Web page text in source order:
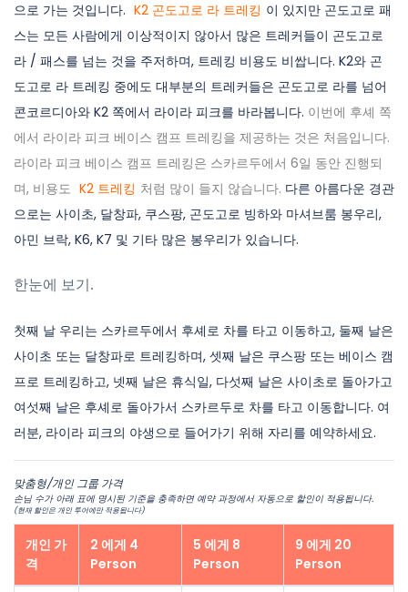
으로 가는 것입니다. K2 곤도고로 라 트레킹 이 있지만 곤도고로 패
스는 모든 사람에게 이상적이지 않아서 많은 트레커들이 곤도고로
라 / 패스를 넘는 것을 주저하며, 트레킹 비용도 비쌉니다. K2와 곤
도고로 라 트레킹 중에도 대부분의 트레커들은 곤도고로 라를 넘어
콘코르디아와 K2 쪽에서 라이라 피크를 바라봅니다. 이번에 후셰 쪽
에서 라이라 피크 베이스 캠프 트레킹을 제공하는 것은 처음입니다.
라이라 피크 베이스 캠프 트레킹은 스카르두에서 6일 동안 진행되
며, 비용도 K2 트레킹 처럼 많이 들지 않습니다. 다른 아름다운 경관
으로는 사이초, 달창파, 쿠스팡, 곤도고로 빙하와 마셔브룸 봉우리,
아민 브락, K6, K7 및 기타 많은 봉우리가 있습니다.
한눈에 보기.
첫째 날 우리는 스카르두에서 후셰로 차를 타고 이동하고, 둘째 날은
사이초 또는 달창파로 트레킹하며, 셋째 날은 쿠스팡 또는 베이스 캠
프로 트레킹하고, 넷째 날은 휴식일, 다섯째 날은 사이초로 돌아가고
여섯째 날은 후셰로 돌아가서 스카르두로 차를 타고 이동합니다. 여
러분, 라이라 피크의 야생으로 들어가기 위해 자리를 예약하세요.
맞춤형/개인 그룹 가격
손님 수가 아래 표에 명시된 기준을 충족하면 예약 과정에서 자동으로 할인이 적용됩니다.
(현재 할인은 개인 투어에만 적용됩니다)
개인 가
격
2 에게 4
Person
5 에게 8
Person
9 에게 20
Person